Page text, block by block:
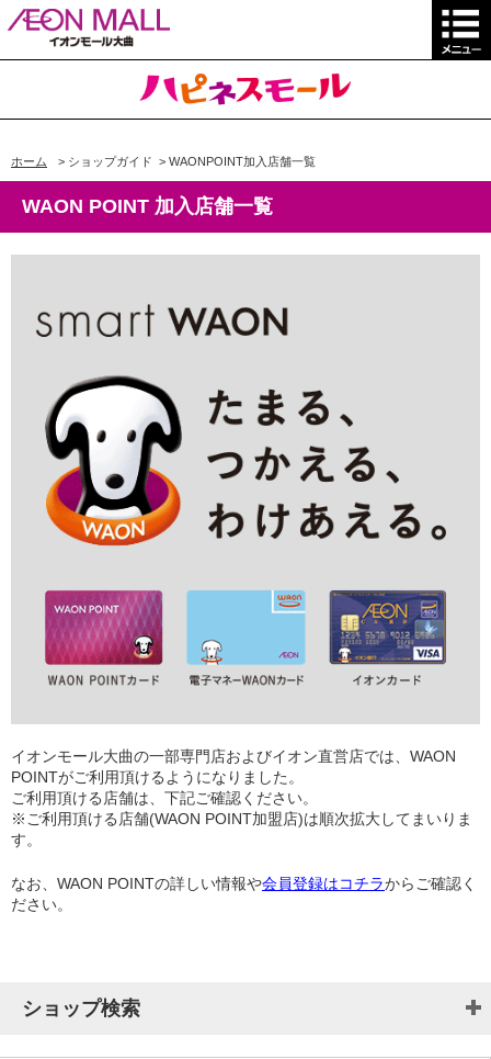
ホーム > ショップガイド > WAONPOINT加入店舗一覧
WAON POINT 加入店舗一覧
イオンモール大曲の一部専門店およびイオン直営店では、WAON
POINTがご利用頂けるようになりました。
ご利用頂ける店舗は、下記ご確認ください。
※ご利用頂ける店舗(WAON POINT加盟店)は順次拡大してまいりま
す。
なお、WAON POINTの詳しい情報や会員登録はコチラからご確認く
ださい。
ショップ検索